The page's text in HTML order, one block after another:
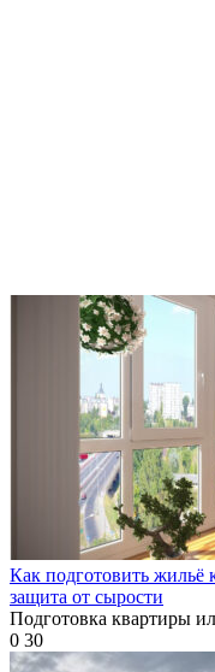
Как подготовить жильё
защита от сырости
Подготовка квартиры
0 30